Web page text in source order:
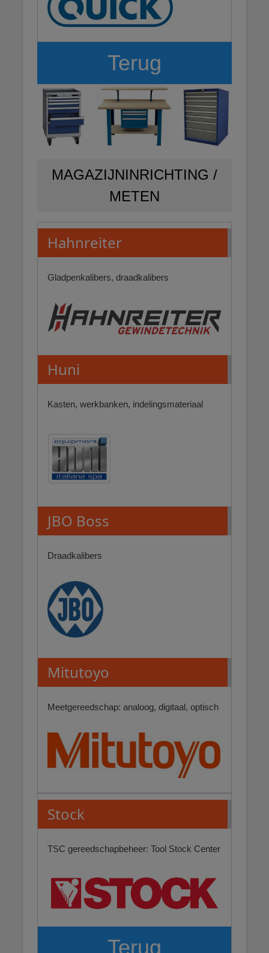
Terug
MAGAZIJNINRICHTING /
METEN
Hahnreiter
Gladpenkalibers, draadkalibers
Huni
Kasten, werkbanken, indelingsmateriaal
JBO Boss
Draadkalibers
Mitutoyo
Meetgereedschap: analoog, digitaal, optisch
Stock
TSC gereedschapbeheer: Tool Stock Center
Terug